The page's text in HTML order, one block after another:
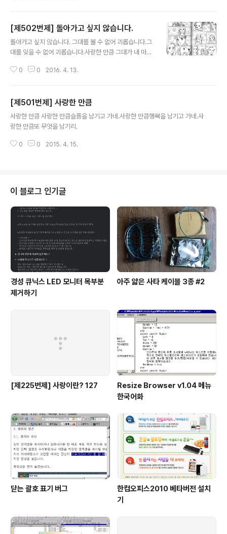
[제502번제] 돌아가고 싶지 않습니다.
돌아가고 싶지 않습니다. 그대를 볼 수 없어 괴롭습니다.그
대를 잊을 수 없어 괴롭습니다.사랑한 만큼 그대가 내 마음
니다.당신을 만났던 그 기억마저 사라지기에.당신을 사랑
0 0 2016. 4. 13.
[제501번제] 사랑한 만큼
사랑한 만큼 사랑한 만큼슬픔을 남기고 가네.사랑한 만큼행복을 남기고 가네.사
랑한 만큼또 무엇을 남기리.
0 0 2015. 4. 15.
이 블로그 인기글
경성 큐닉스 LED 모니터 목부분
제거하기
아주 얇은 사타 케이블 3종 #2
[제225번제] 사랑이란? 127
Resize Browser v1.04 메뉴
한국어화
닫는 괄호 표기 버그
한컴오피스2010 베타버전 설치
기